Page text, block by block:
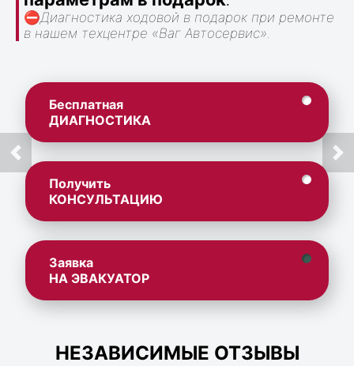
⛔Диагностика ходовой в подарок при ремонте
в нашем техцентре «Ваг Автосервис».
Бесплатная
ДИАГНОСТИКА
Получить
КОНСУЛЬТАЦИЮ
Заявка
НА ЭВАКУАТОР
НЕЗАВИСИМЫЕ ОТЗЫВЫ